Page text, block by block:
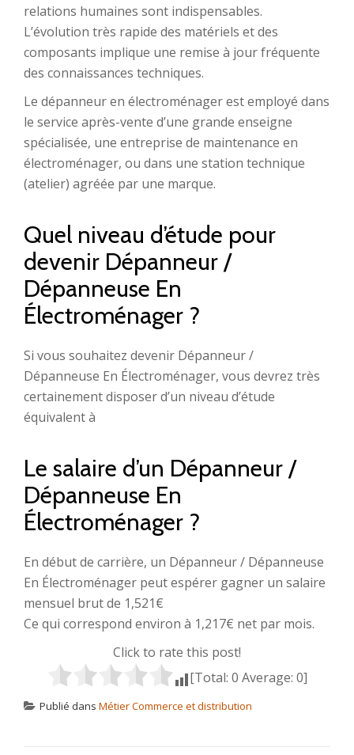
relations humaines sont indispensables.
L’évolution très rapide des matériels et des
composants implique une remise à jour fréquente
des connaissances techniques.
Le dépanneur en électroménager est employé dans
le service après-vente d’une grande enseigne
spécialisée, une entreprise de maintenance en
électroménager, ou dans une station technique
(atelier) agréée par une marque.
Quel niveau d’étude pour
devenir Dépanneur /
Dépanneuse En
Électroménager ?
Si vous souhaitez devenir Dépanneur /
Dépanneuse En Électroménager, vous devrez très
certainement disposer d’un niveau d’étude
équivalent à
Le salaire d’un Dépanneur /
Dépanneuse En
Électroménager ?
En début de carrière, un Dépanneur / Dépanneuse
En Électroménager peut espérer gagner un salaire
mensuel brut de 1,521€
Ce qui correspond environ à 1,217€ net par mois.
Click to rate this post!
[Total: 0 Average: 0]
Publié dans Métier Commerce et distribution